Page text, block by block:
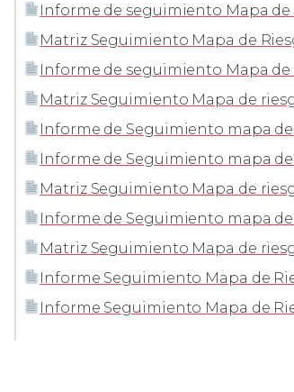
Informe de seguimiento Mapa de
Matriz Seguimiento Mapa de
Informe de seguimiento Mapa de
Matriz Seguimiento Mapa de
Informe de Seguimiento mapa de
Informe de Seguimiento mapa de
Matriz Seguimiento Mapa de
Informe de Seguimiento mapa de
Matriz Seguimiento Mapa de
Informe Seguimiento Mapa de
Informe Seguimiento Mapa de